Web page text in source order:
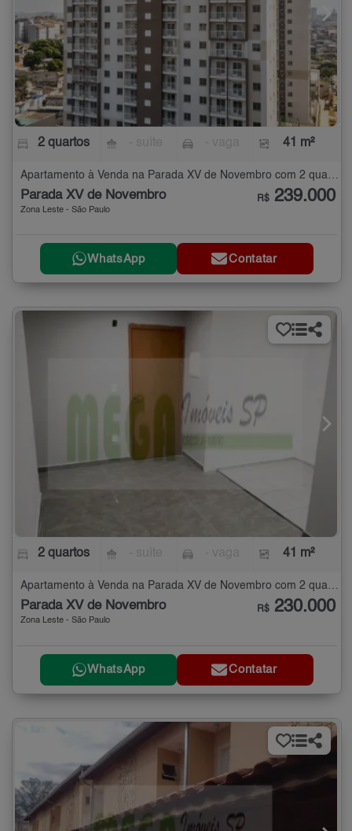
2 quartos 41 m²
Apartamento à Venda na Parada XV de Novembro com 2 quartos - 41 m²
Parada XV de Novembro
Zona Leste - São Paulo
R$ 239.000
WhatsApp Contatar
2 quartos 41 m²
Apartamento à Venda na Parada XV de Novembro com 2 quartos - 41 m²
Parada XV de Novembro
Zona Leste - São Paulo
R$ 230.000
WhatsApp Contatar